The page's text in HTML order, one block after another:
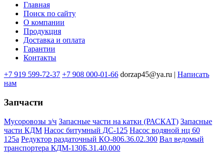
Меню
подвале
Главная
Поиск по сайту
О компании
Продукция
Доставка и оплата
Гарантии
Контакты
+7 919 599-72-37 +7 908 000-01-66 dorzap45@ya.ru | Написать
нам
Запчасти
Мусоровозы з/ч Запасные части на катки (РАСКАТ) Запасные
части КДМ Насос битумный ДС-125 Насос водяной нц 60
125а Редуктор раздаточный КО-806.36.02.300 Вал ведомый
транспортера КДМ-130Б.31.40.000